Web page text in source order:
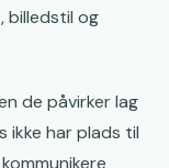
billedstil og
de påvirker lag
ikke har plads til